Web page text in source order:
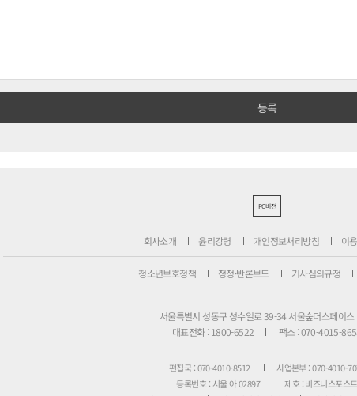
PC버전
회사소개 윤리강령 개인정보처리방침 이
청소년보호정책 정정·반론보도 기사심의규정
서울특별시 성동구 성수일로 39-34 서울숲더스페이
대표전화 : 1800-6522
팩스 : 070-4015-
편집국 : 070-4010-8512
사업본부 : 070-4010-
등록번호 : 서울 아 02897
제호 : 비즈니스포스트